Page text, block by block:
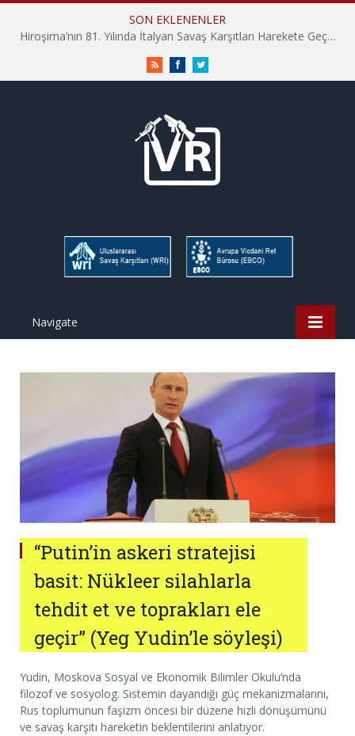
SON EKLENENLER
İHD İstanbul Şube Vicdani Ret Komisyonu: Vicdani Retçiler Olarak Destek İçin Buradayız!
RSS FacebookTwitter
Navigate
“Putin’in askeri stratejisi
basit: Nükleer silahlarla
tehdit et ve toprakları ele
geçir” (Yeg Yudin’le söyleşi)
Yudin, Moskova Sosyal ve Ekonomik Bilimler Okulu’nda
filozof ve sosyolog. Sistemin dayandığı güç mekanizmalarını,
Rus toplumunun faşizm öncesi bir düzene hızlı dönüşümünü
ve savaş karşıtı hareketin beklentilerini anlatıyor.